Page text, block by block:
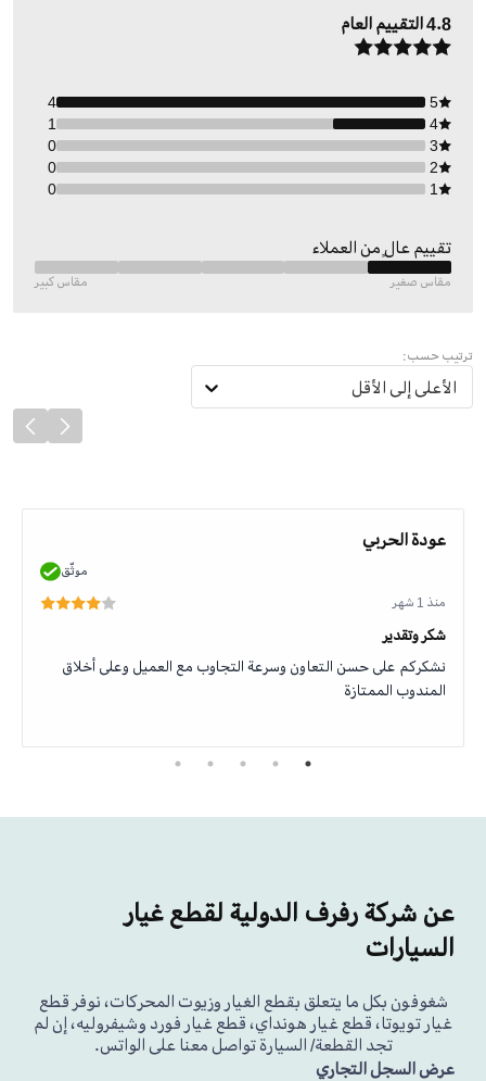
4.8التقييم العام
5
4
4
1
3
0
2
0
1
0
تقييم عالٍ من العملاء
مقاس صغير مقاس كبير
ترتيب حسب:
الأعلى إلى الأقل
عودة الحربي
موثّق
منذ 1 شهر
شكر وتقدير
نشكركم على حسن التعاون وسرعة التجاوب مع العميل وعلى أخلاق
المندوب الممتازة
عن شركة رفرف الدولية لقطع غيار
السيارات
شغوفون بكل ما يتعلق بقطع الغيار وزيوت المحركات، نوفر قطع
غيار تويوتا، قطع غيار هونداي، قطع غيار فورد وشيفروليه، إن لم
تجد القطعة/ السيارة تواصل معنا على الواتس.
عرض السجل التجاري